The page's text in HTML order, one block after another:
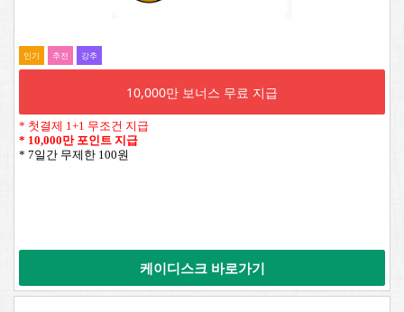
인기 추전 강추
10,000만 보너스 무료 지급
* 첫결제 1+1 무조건 지급
* 10,000만 포인트 지급
* 7일간 무제한 100원
케이디스크 바로가기